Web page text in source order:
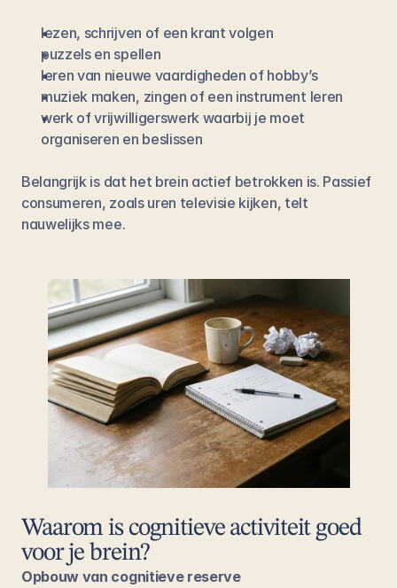
lezen, schrijven of een krant volgen
puzzels en spellen
leren van nieuwe vaardigheden of hobby’s
muziek maken, zingen of een instrument leren
werk of vrijwilligerswerk waarbij je moet
organiseren en beslissen
Belangrijk is dat het brein actief betrokken is. Passief
consumeren, zoals uren televisie kijken, telt
nauwelijks mee.
Waarom is cognitieve activiteit goed
voor je brein?
Opbouw van cognitieve reserve